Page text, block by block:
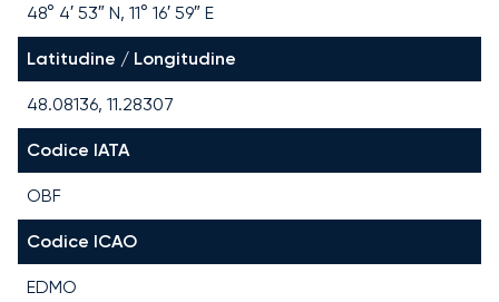
48° 4′ 53″ N, 11° 16′ 59″ E
Latitudine / Longitudine
48.08136, 11.28307
Codice IATA
OBF
Codice ICAO
EDMO